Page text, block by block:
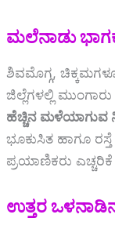
ಮಲೆನಾಡು
ಶಿವಮೊಗ್ಗ,
ಜಿಲ್ಲೆಗಳಲ್ಲಿ ಮುಂಗಾರು
ಹೆಚ್ಚಿನ ಮಳೆಯಾಗುವ
ಭೂಕುಸಿತ ಹಾಗೂ
ಪ್ರಯಾಣಿಕರು
ಉತ್ತರ